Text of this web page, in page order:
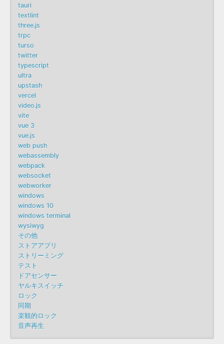
tauri
textlint
three.js
trpc
turso
twitter
typescript
ultra
upstash
vercel
video.js
vite
vue 3
vue.js
web push
webassembly
webpack
websocket
webworker
windows
windows 10
windows terminal
wysiwyg
その他
ストアアプリ
ストリーミング
テスト
ドアセンサー
ヤルキスイッチ
ロック
同期
楽観的ロック
音声再生